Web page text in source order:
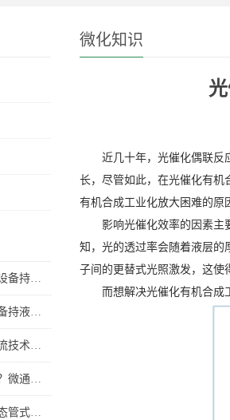
动态管式反应器小试中试产业化设备持液量是多少？持液量具体数据
微通道反应器小试中试产业化设备持液量分别是多少？
连续流工艺合成聚酯树脂，连续流技术合成聚酯树脂
微通道反应器怎么做到本质安全？微通道反应器安全优势
动态管式反应器有哪些优势？动态管式反应器优势
微化知识
近几十年，光催化偶联反
长，尽管如此，在光催化有机
有机合成工业化放大困难的原
影响光催化效率的因素主
知，光的透过率会随着液层的
子间的更替式光照激发，这使
而想解决光催化有机合成